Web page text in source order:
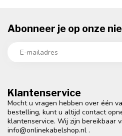
Klantenservice
Mocht u vragen hebben over één
bestelling, kunt u altijd contact
klantenservice. Wij zijn bereikbaar
info@onlinekabelshop.nl .
Abonneer je op onze